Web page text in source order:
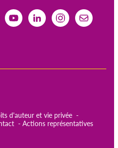
d'auteur et vie privée
Actions représentatives